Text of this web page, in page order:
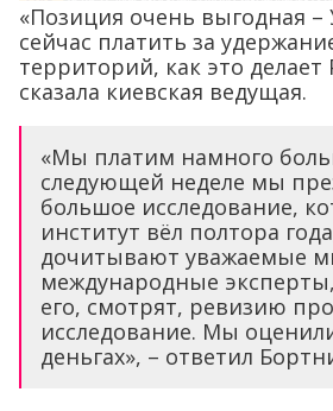
«Позиция очень выгодная –
сейчас платить за
территорий, как это делает
сказала киевская ведущая.
«Мы платим намного
следующей неделе мы
большое исследование,
институт вёл полтора
дочитывают уважаемые
международные
его, смотрят, ревизию
исследование. Мы
деньгах», – ответил